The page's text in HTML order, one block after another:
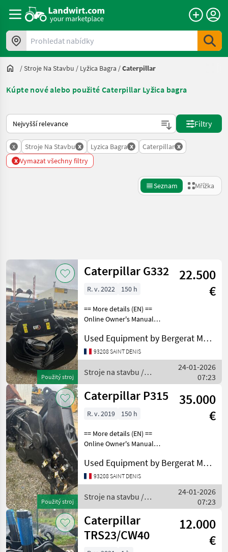
Prohledat nabídky
/Stroje Na Stavbu / Lyžica Bagra /Caterpillar
Kúpte nové alebo použité Caterpillar Lyžica bagra
Takto se řadí nabídky na Landwirt.com
Filtry
x Stroje Na Stavbu x Lyzica Bagra x Caterpillar x
x Vymazat všechny filtry
Seznam Mřížka
Kategorie 4 Země Filtry
AKTUÁLNÍ
CESTA
stavebná
technika
Stroje
Na
Stavbu
Lyzica
Bagra
Caterpillar
VYBRAT
KATEGORII
Caterpillar
BIG
Winkelbauer
Cangini
Lehnhoff
Obnovit
Zobrazit
13
výsledků
Použitý stroj
Caterpillar G332
22.500
€
R. v. 2022 150 h
== More details (EN) ==
Online Owner's Manual
bagra
Used Equipment by Bergerat Monnoyeur
93208 SAINT DENIS
Stroje na stavbu /
Caterpillar
24-01-2026
07:23
Použitý stroj
Caterpillar P315
35.000
€
R. v. 2019 150 h
== More details (EN) ==
Online Owner's Manual
bagra
Used Equipment by Bergerat Monnoyeur
93208 SAINT DENIS
Stroje na stavbu /
Caterpillar
24-01-2026
07:23
Caterpillar
TRS23/CW40
12.000
€